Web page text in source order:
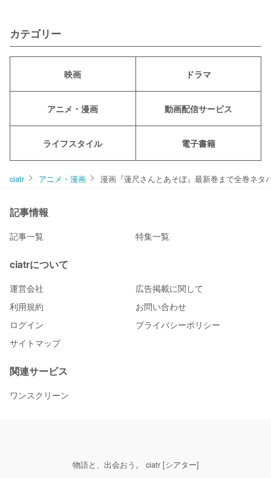
カテゴリー
映画 ドラマ
アニメ・漫画 動画配信サービス
ライフスタイル 電子書籍
ciatr アニメ・漫画 漫画『蓮尺さんとあそぼ』最新巻まで全巻ネ
記事情報
記事一覧 特集一覧
ciatrについて
運営会社
広告掲載に関して
利用規約
お問い合わせ
ログイン
プライバシーポリシー
サイトマップ
関連サービス
ワンスクリーン
物語と、出会おう。 ciatr [シアター]